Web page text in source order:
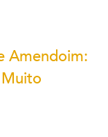
Amendoim: